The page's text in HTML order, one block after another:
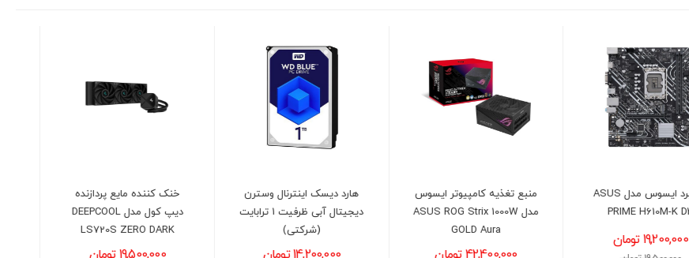
منبع تغذیه کامپیوتر ایسوس
مدل ASUS ROG Strix 1000W
هارد دیسک اینترنال وسترن
دیجیتال آبی ظرفیت 1 ترابایت
(شرکتی)
خنک کننده مایع پردازنده
دیپ کول مدل DEEPCOOL
LS720S ZERO DARK
کارت گرافیک گیگابایت مدل
GIGABYTE GeForce RTX™
5060 Ti WINDFORCE 8GB